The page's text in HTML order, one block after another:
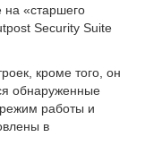
на «старшего
Security Suite
кроме того, он
обнаруженные
работы и
в